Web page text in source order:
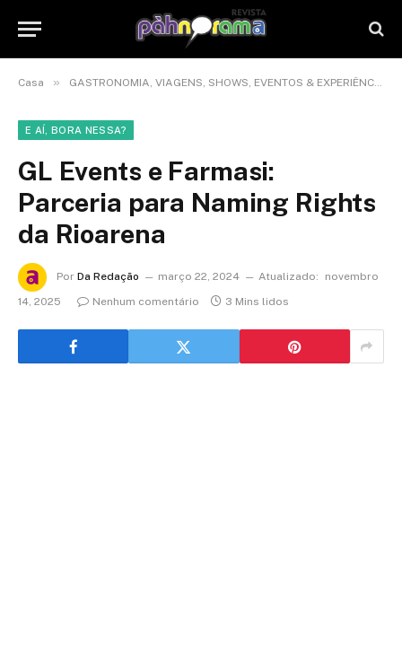
Casa » GASTRONOMIA, VIAGENS, SHOWS, EVENTOS & EXPERIÊNCIAS
E AÍ, BORA NESSA?
GL Events e Farmasi:
Parceria para Naming Rights
da Rioarena
Por Da Redação março 22, 2024 Atualizado:
novembro
14, 2025
Nenhum comentário 3 Mins lidos